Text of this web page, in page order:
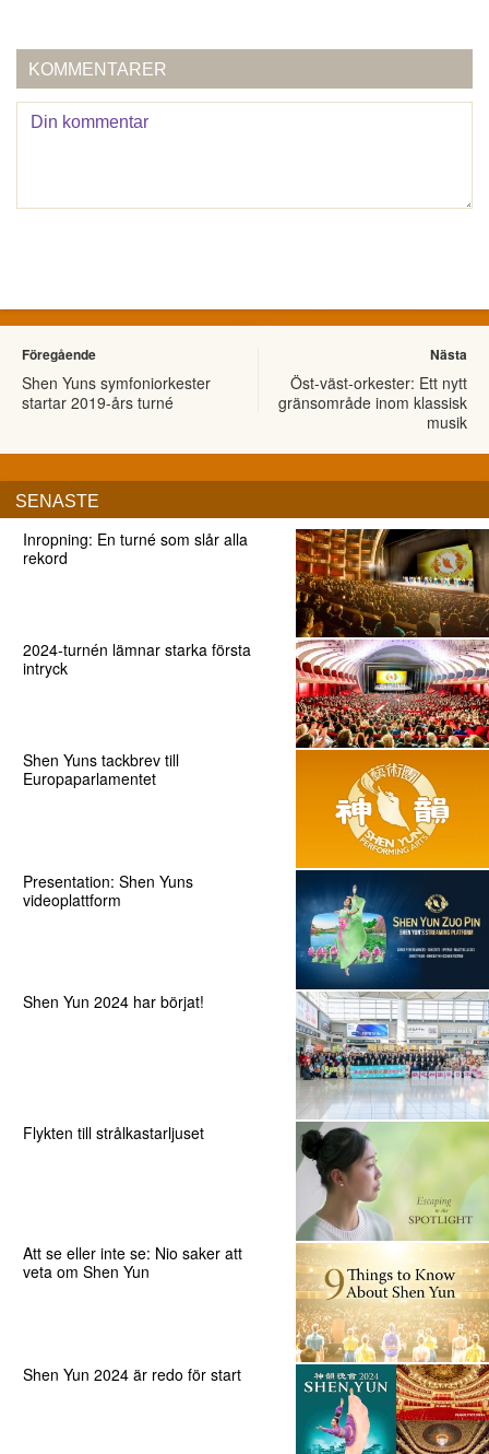
KOMMENTARER
Föregående
Shen Yuns symfoniorkester
startar 2019-års turné
Nästa
Öst-väst-orkester: Ett nytt
gränsområde inom klassisk
musik
SENASTE
Inropning: En turné som slår alla
rekord
2024-turnén lämnar starka första
intryck
Shen Yuns tackbrev till
Europaparlamentet
Presentation: Shen Yuns
videoplattform
Shen Yun 2024 har börjat!
Flykten till strålkastarljuset
Att se eller inte se: Nio saker att
veta om Shen Yun
Shen Yun 2024 är redo för start